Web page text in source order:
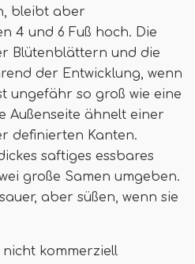
bleibt aber
4 und 6 Fuß hoch. Die
Blütenblättern und die
der Entwicklung, wenn
ungefähr so ​​groß wie eine
Außenseite ähnelt einer
definierten Kanten.
saftiges essbares
große Samen umgeben.
aber süßen, wenn sie
kommerziell